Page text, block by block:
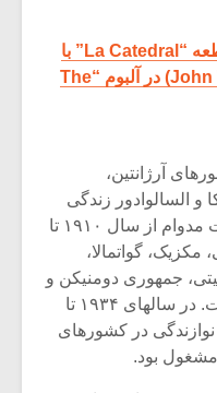
بخشی از اجرای قطعه “La Catedral” با
نوازندگی جان ویلیامز (John Williams) در آلبوم “The
آرژانتین،
و السالوادور زندگی
کرده است. وی همچنین به صورت مدوام از سال ۱۹۱۰ تا
گواتمالا،
جمهوری دومنیکن و
ترینیداد کنسرت برگزار کرده است. در سالهای ۱۹۳۴ تا
نوازندگی در کشورهای
مشغول بود.